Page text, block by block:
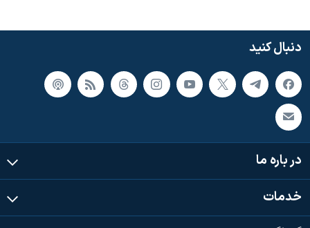
دنبال کنید
در باره ما
خدمات